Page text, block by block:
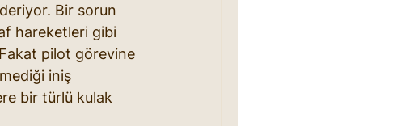
Bir sorun
hareketleri gibi
pilot görevine
iniş
bir türlü kulak